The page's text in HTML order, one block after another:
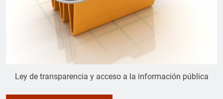
Ley de transparencia y acceso a la información pública